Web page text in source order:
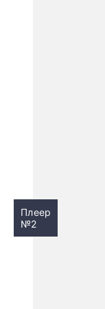
Плеер
№2